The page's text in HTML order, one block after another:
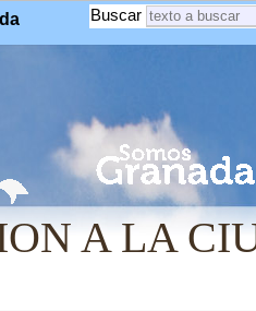
Buscar
A LA